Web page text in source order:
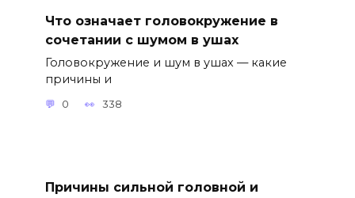
Что означает головокружение в
сочетании с шумом в ушах
Головокружение и шум в ушах — какие
причины и
0 338
Причины сильной головной и